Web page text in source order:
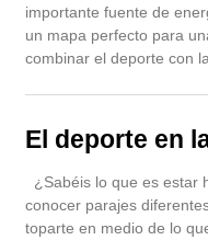
importante fuente de
un mapa perfecto para
combinar el deporte con
El deporte en
¿Sabéis lo que es estar
conocer parajes
toparte en medio de lo